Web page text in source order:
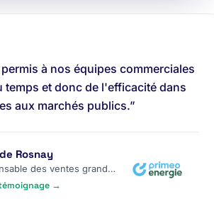
à nos équipes commerciales
temps et donc de l'efficacité dans
aux marchés publics.”
Rosnay
Responsable des ventes grands comptes
→